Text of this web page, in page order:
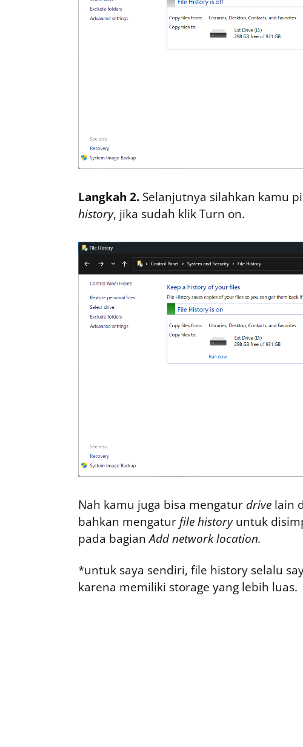
Langkah 2. Selanjutnya silahkan kamu
history, jika sudah klik Turn on.
Nah kamu juga bisa mengatur drive lain
bahkan mengatur file historyuntuk
pada bagianAdd network location.
*untuk saya sendiri, file history selalu
karena memiliki storage yang lebih luas.